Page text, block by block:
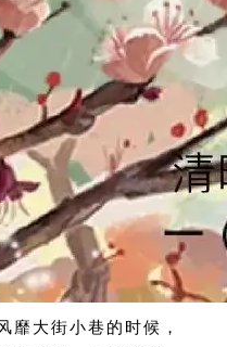
靡大街小巷的时候，